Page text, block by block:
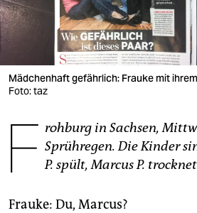
verlag
verlag
veranstaltungen
shop
fragen & hilfe
unterstützen
abo
genossenschaft
Mädchenhaft gefährlich: Frauke mit
Foto: taz
F rohburg in Sachsen,
Sprühregen. Die Kinder
P. spült, Marcus P.
Frauke: Du, Marcus?